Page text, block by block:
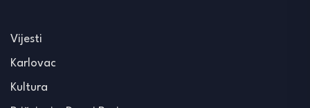
Vijesti
Karlovac
Kultura